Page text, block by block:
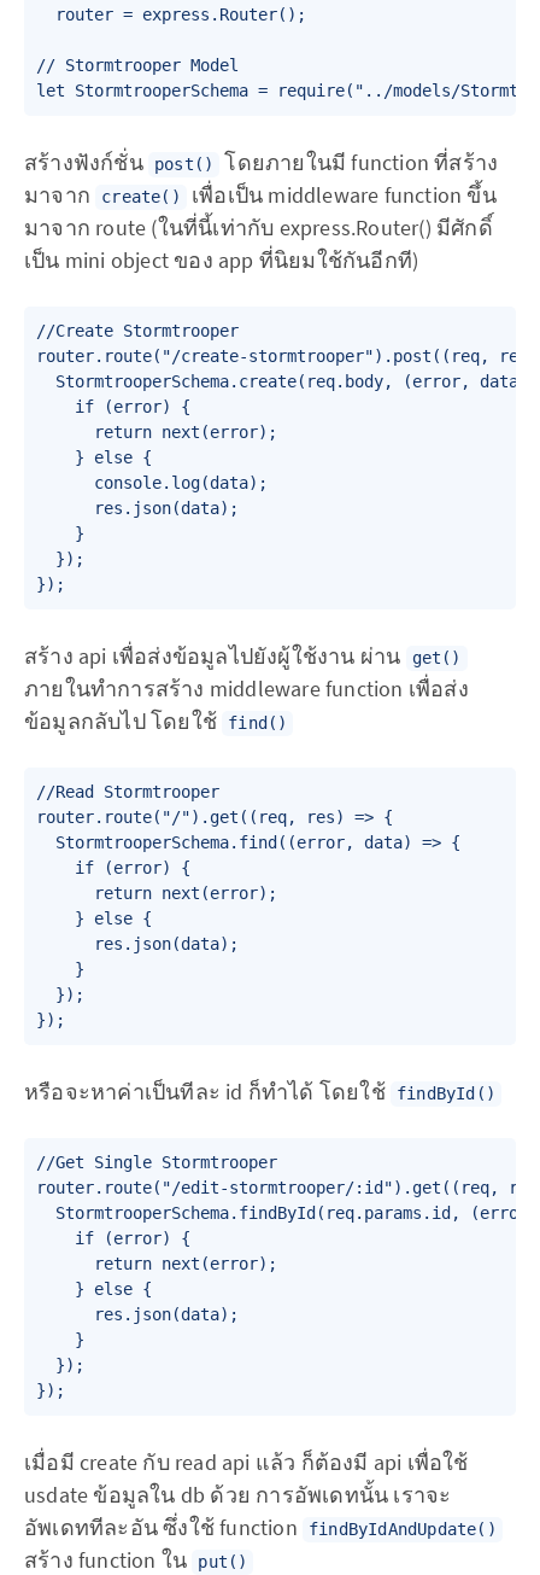
  router = express.Router();
// Stormtrooper Model
สร้างฟังก์ชั่น post()
โดยภายในมี function ที่สร้าง
มาจาก
create()
เพื่อเป็น middleware function ขึ้น
มาจาก route (ในที่นี้เท่ากับ express.Router() มีศักดิ์
เป็น mini object ของ app ที่นิยมใช้กันอีกที)
//Create Stormtrooper
router.route("/create-stormtrooper").post((req,
StormtrooperSchema.create(req.body, (error, data)
    if (error) {
      return next(error);
    } else {
      console.log(data);
      res.json(data);
    }
  });
สร้าง api เพื่อส่งข้อมูลไปยังผู้ใช้งาน ผ่าน get()
ภายในทำการสร้าง middleware function เพื่อส่ง
ข้อมูลกลับไป โดยใช้
find()
//Read Stormtrooper
router.route("/").get((req, res) => {
  StormtrooperSchema.find((error, data) => {
    if (error) {
      return next(error);
    } else {
      res.json(data);
    }
  });
หรือจะหาค่าเป็นทีละ id ก็ทำได้ โดยใช้ findById()
//Get Single Stormtrooper
router.route("/edit-stormtrooper/:id").get((req,
StormtrooperSchema.findById(req.params.id,
    if (error) {
      return next(error);
    } else {
      res.json(data);
    }
  });
เมื่อมี create กับ read api แล้ว ก็ต้องมี api เพื่อใช้
usdate ข้อมูลใน db ด้วย การอัพเดทนั้น เราจะ
อัพเดททีละอัน ซึ่งใช้ function
findByIdAndUpdate()
สร้าง function ใน put()